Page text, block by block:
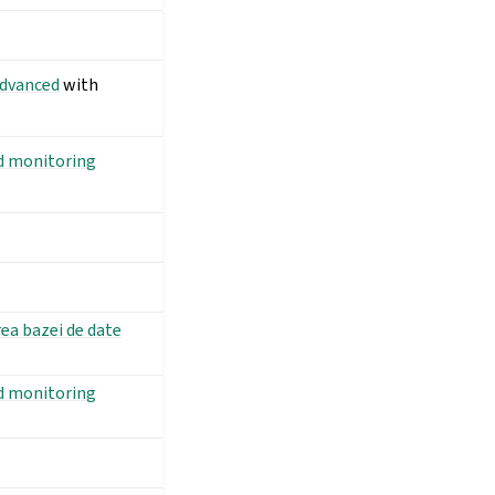
with
monitoring
bazei de date
monitoring